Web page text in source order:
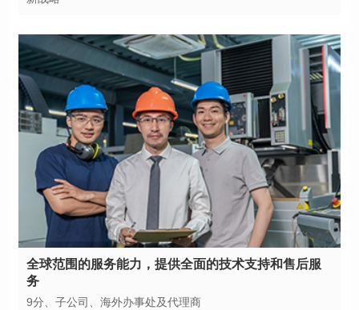
务
9分、子公司、海外办事处及代理商